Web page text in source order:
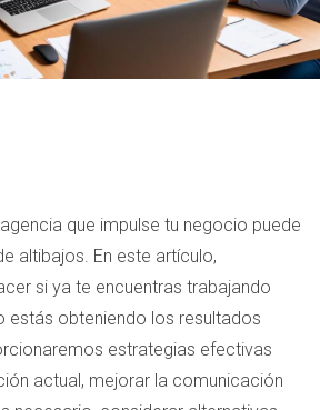
que impulse tu negocio puede
altibajos. En este artículo,
si ya te encuentras trabajando
estás obteniendo los resultados
estrategias efectivas
actual, mejorar la comunicación